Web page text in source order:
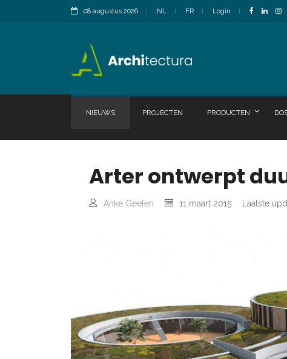
08 augustus 2026 NL FR Login
NIEUWS PROJECTEN PRODUCTEN
Arter ontwerpt
Anke Geelen 11 maart 2015 Laatste